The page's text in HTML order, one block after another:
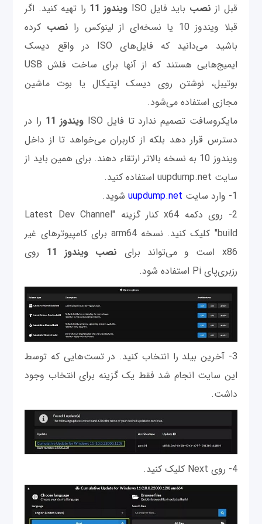
قبل از نصب باید فایل ISO ویندوز 11
را تهیه کنید. اگر
قبلا ویندوز 10 یا نسخه‌ای از لینوکس را
نصب کرده
باشید می‌دانید که فایل‌های ISO در واقع دیسک
ایمیج‌هایی هستند که از آنها برای ساخت فلش USB
بوتیبل، نوشتن روی دیسک اپتیکال یا بوت ماشین
مجازی استفاده می‌شود.
مایکروسافت تصمیم ندارد تا فایل ISO
ویندوز 11
را در
دسترس قرار دهد بلکه از کاربران می‌خواهد تا از داخل
ویندوز 10 به نسخه بالاتر ارتقاء دهند. برای همین باید از
سایت uupdump.net استفاده کنید.
1- وارد سایت
uupdump.net شوید.
2- روی دکمه x64 کنار گزینه "Latest Dev Channel
build" کلیک کنید. نسخه arm64 برای کامپیوترهای غیر
x86 است و می‌تواند برای
نصب ویندوز 11
روی
رزبری‌پای Pi استفاده شود.
3- آخرین بیلد را انتخاب کنید. در تست‌هایی که توسط
این سایت انجام شد فقط یک گزینه برای انتخاب وجود
داشت.
4- روی Next کلیک کنید.